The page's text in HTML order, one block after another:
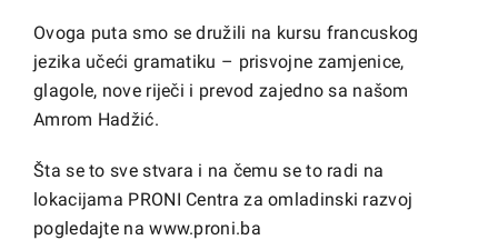
Ovoga puta smo se družili na kursu francuskog
jezika učeći gramatiku – prisvojne zamjenice,
glagole, nove riječi i prevod zajedno sa našom
Amrom Hadžić.
Šta se to sve stvara i na čemu se to radi na
lokacijama PRONI Centra za omladinski razvoj
pogledajte nawww.proni.ba